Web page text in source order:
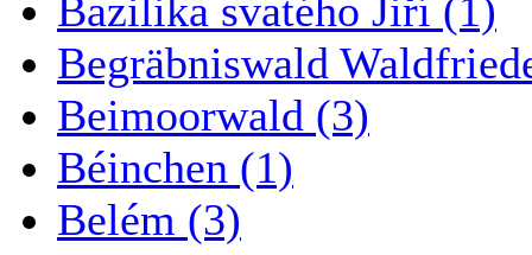
Bazilika svatého Jiří (1)
Begräbniswald
Beimoorwald (3)
Béinchen (1)
Belém (3)